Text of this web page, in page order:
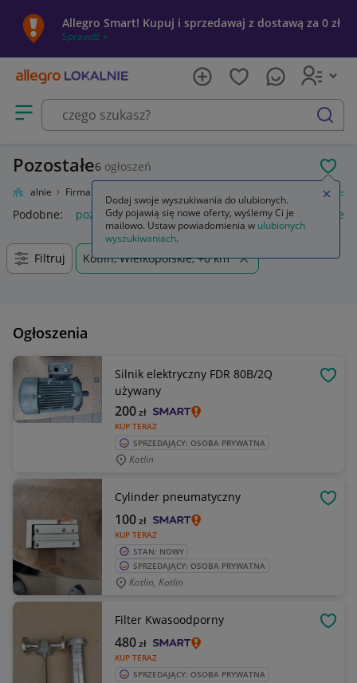
Allegro Smart! Kupuj i sprzedawaj z dostawą za 0 zł
Sprawdź »
Otwórz menu z kategoriami
szukaj
Pozostałe6 ogłoszeń
Lokalnie Firma i usługi Pozostałe
Podobne: pozostałe łóżka pozostałe pozostałe miasta i
Filtruj Kotlin, Wielkopolskie, +0 km
Ogłoszenia
Silnik elektryczny FDR 80B/2Q
używany
KUP TERAZ
200zł
SPRZEDAJĄCY: OSOBA PRYWATNA
Kotlin
Cylinder pneumatyczny
KUP TERAZ
100zł
STAN: NOWY
SPRZEDAJĄCY: OSOBA PRYWATNA
Kotlin, Kotlin
Filter Kwasoodporny
KUP TERAZ
480zł
SPRZEDAJĄCY: OSOBA PRYWATNA
Dodaj swoje wyszukiwania do ulubionych.
Gdy pojawią się nowe oferty, wyślemy Ci je
mailowo. Ustaw powiadomienia w ulubionych
wyszukiwaniach.